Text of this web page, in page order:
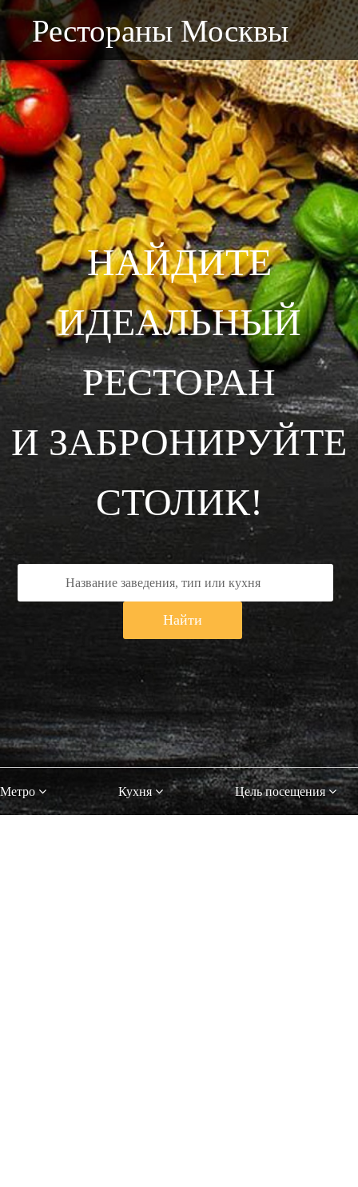
Рестораны Москвы
НАЙДИТЕ
ИДЕАЛЬНЫЙ
РЕСТОРАН
И ЗАБРОНИРУЙТЕ
СТОЛИК!
Найти
Метро Кухня Цель посещения